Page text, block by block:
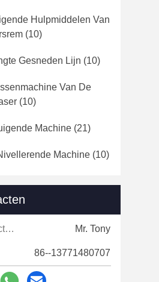
Hulpmiddelen Van
(10)
Gesneden Lijn (10)
Van De
(10)
Machine (21)
Machine (10)
Contacten: Mr. Tony
86--13771480707